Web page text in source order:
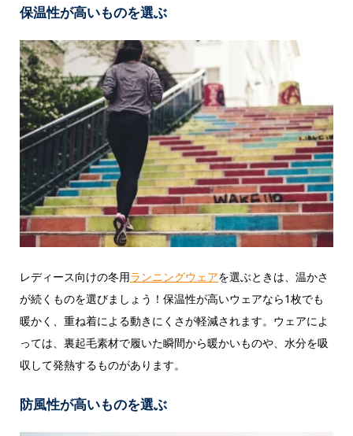
保温性が高いものを選ぶ
レディース向けの冬用ランニングウェアを選ぶときは、温かさ
が続くものを選びましょう！保温性が高いウェアなら1枚でも
暖かく、重ね着による動きにくさが軽減されます。ウェアによ
っては、裏起毛素材で履いた瞬間から暖かいものや、水分を吸
収して発熱するものがあります。
防風性が高いものを選ぶ